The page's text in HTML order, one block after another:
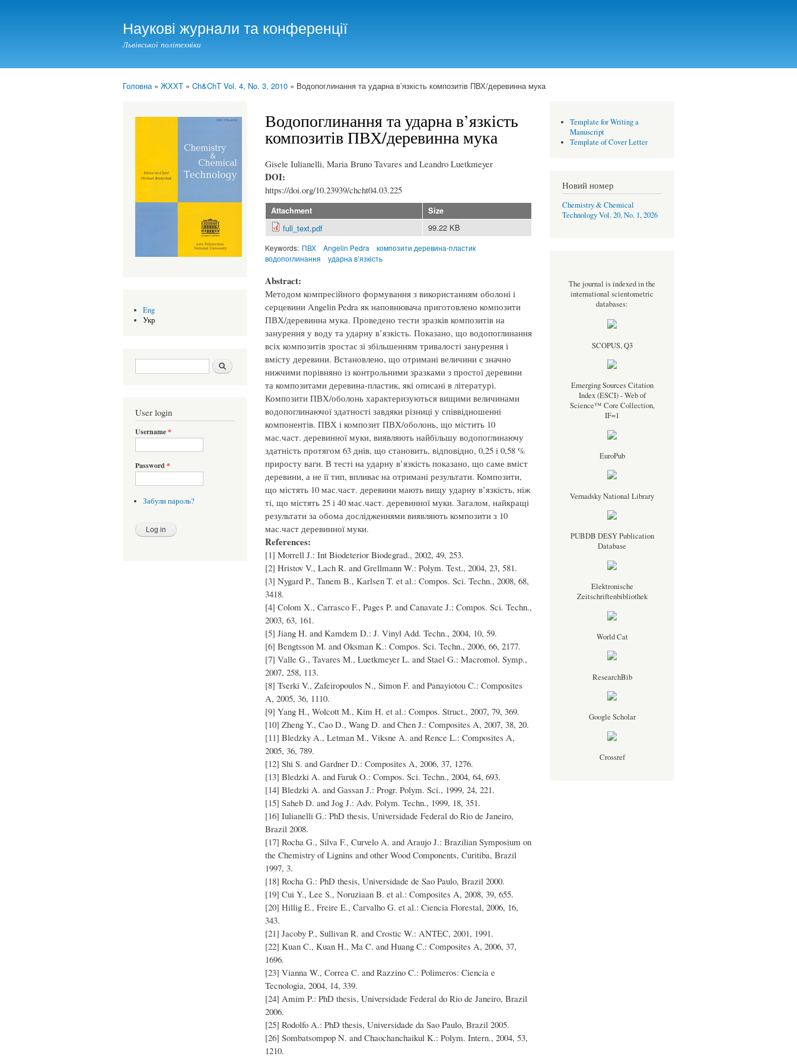
Наукові журнали та конференції
Львівської політехніки
Головна» ЖХХТ » Ch&ChT Vol. 4, No. 3, 2010 » Водопоглинання та ударна в’язкість композитів ПВХ/деревинна мука
Eng
Укр
Search form Шукати
User login
Username*
Password *
Забули пароль?
Водопоглинання та ударна в’язкість
композитів ПВХ/деревинна мука
Gisele Iulianelli, Maria Bruno Tavares and Leandro Luetkmeyer
DOI:
https://doi.org/10.23939/chcht04.03.225
Attachment Size
full_text.pdf 99.22 KB
Keywords: ПВХ Angelin Pedra
композити деревина-пластик
водопоглинання
ударна в’язкість
Abstract:
Методом компресійного формування з використанням оболоні і
серцевини Angelin Pedra як наповнювача приготовлено композити
ПВХ/деревинна мука. Проведено тести зразків композитів на
занурення у воду та ударну в’язкість. Показано, що водопоглинання
всіх композитів зростає зі збільшенням тривалості занурення і
вмісту деревини. Встановлено, що отримані величини є значно
нижчими порівняно із контрольними зразками з простої деревини
та композитами деревина-пластик, які описані в літературі.
Композити ПВХ/оболонь характеризуються вищими величинами
водопоглинаючої здатності завдяки різниці у співвідношенні
компонентів. ПВХ і композит ПВХ/оболонь, що містить 10
мас.част. деревинної муки, виявляють найбільшу водопоглинаючу
здатність протягом 63 днів, що становить, відповідно, 0,25 і 0,58 %
приросту ваги. В тесті на ударну в’язкість показано, що саме вміст
деревини, а не її тип, впливає на отримані результати. Композити,
що містять 10 мас.част. деревини мають вищу ударну в’язкість, ніж
ті, що містять 25 і 40 мас.част. деревинної муки. Загалом, найкращі
результати за обома дослідженнями виявляють композити з 10
мас.част деревинної муки.
References:
[1] Morrell J.: Int Biodeterior Biodegrad., 2002, 49, 253.
[2] Hristov V., Lach R. and Grellmann W.: Polym. Test., 2004, 23, 581.
[3] Nygard P., Tanem B., Karlsen T. et al.: Compos. Sci. Techn., 2008, 68,
3418.
[4] Colom X., Carrasco F., Pages P. and Canavate J.: Compos. Sci. Techn.,
2003, 63, 161.
[5] Jiang H. and Kamdem D.: J. Vinyl Add. Techn., 2004, 10, 59.
[6] Bengtsson M. and Oksman K.: Compos. Sci. Techn., 2006, 66, 2177.
[7] Valle G., Tavares M., Luetkmeyer L. and Stael G.: Macromol. Symp.,
2007, 258, 113.
[8] Tserki V., Zafeiropoulos N., Simon F. and Panayiotou C.: Composites
A, 2005, 36, 1110.
[9] Yang H., Wolcott M., Kim H. et al.: Compos. Struct., 2007, 79, 369.
[10] Zheng Y., Cao D., Wang D. and Chen J.: Composites A, 2007, 38, 20.
[11] Bledzky A., Letman M., Viksne A. and Rence L.: Composites A,
2005, 36, 789.
[12] Shi S. and Gardner D.: Composites A, 2006, 37, 1276.
[13] Bledzki A. and Faruk O.: Compos. Sci. Techn., 2004, 64, 693.
[14] Bledzki A. and Gassan J.: Progr. Polym. Sci., 1999, 24, 221.
[15] Saheb D. and Jog J.: Adv. Polym. Techn., 1999, 18, 351.
[16] Iulianelli G.: PhD thesis, Universidade Federal do Rio de Janeiro,
Brazil 2008.
[17] Rocha G., Silva F., Curvelo A. and Araujo J.: Brazilian Symposium on
the Chemistry of Lignins and other Wood Components, Curitiba, Brazil
1997, 3.
[18] Rocha G.: PhD thesis, Universidade de Sao Paulo, Brazil 2000.
[19] Cui Y., Lee S., Noruziaan B. et al.: Composites A, 2008, 39, 655.
[20] Hillig E., Freire E., Carvalho G. et al.: Ciencia Florestal, 2006, 16,
343.
[21] Jacoby P., Sullivan R. and Crostic W.: ANTEC, 2001, 1991.
[22] Kuan C., Kuan H., Ma C. and Huang C.: Composites A, 2006, 37,
1696.
[23] Vianna W., Correa C. and Razzino C.: Polimeros: Ciencia e
Tecnologia, 2004, 14, 339.
[24] Amim P.: PhD thesis, Universidade Federal do Rio de Janeiro, Brazil
2006.
[25] Rodolfo A.: PhD thesis, Universidade da Sao Paulo, Brazil 2005.
[26] Sombatsompop N. and Chaochanchaikul K.: Polym. Intern., 2004, 53,
1210.
Template for Writing a
Manuscript
Template of Cover Letter
Новий номер
Chemistry & Chemical
Technology Vol. 20, No. 1, 2026
The journal is indexed in the
international scientometric
databases:
SCOPUS, Q3
Emerging Sources Citation
Index (ESCI) - Web of
Science™ Core Collection,
IF=1
EuroPub
Vernadsky National Library
PUBDB DESY Publication
Database
Elektronische
Zeitschriftenbibliothek
World Cat
ResearchBib
Google Scholar
Crossref